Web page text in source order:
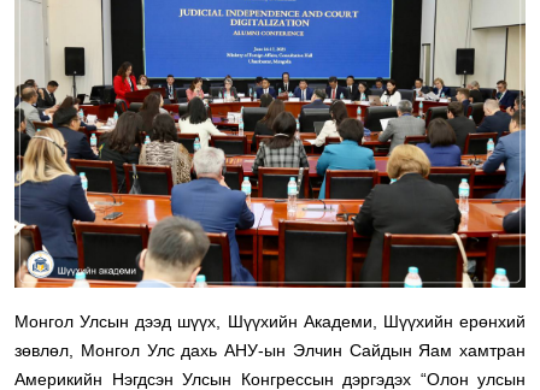
Монгол Улсын дээд шүүх, Шүүхийн Академи, Шүүхийн ерөнхий
зөвлөл, Монгол Улс дахь АНУ-ын Элчин Сайдын Яам хамтран
Америкийн Нэгдсэн Улсын Конгрессын дэргэдэх “Олон улсын